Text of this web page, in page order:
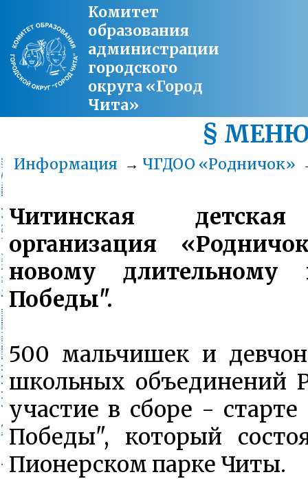
Комитет
образования
администрации
городского
округа «Город
Чита»
§
Информация → ЧГДОО «Родничок»
Читинская детская
организация
новому
Победы".
500 мальчишек и
школьных объединений
участие в сборе -
Победы", который
Пионерском парке Читы.